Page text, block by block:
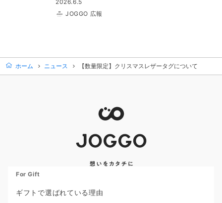
2026.6.5
JOGGO 広報
ホーム ニュース 【数量限定】クリスマスレザータグについて
For Gift
ギフトで選ばれている理由